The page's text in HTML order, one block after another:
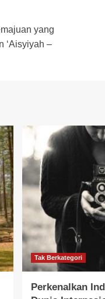
yang
‘Aisyiyah –
Tak Berkategori
Perkenalkan